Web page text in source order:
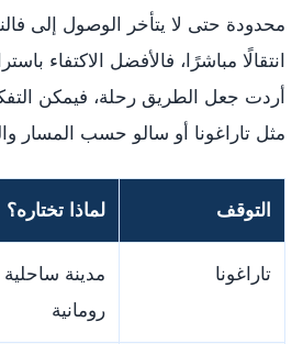
محدودة حتى لا يتأخر الوصول إلى
انتقالًا مباشرًا، فالأفضل الاكتفاء
أردت جعل الطريق رحلة، فيمكن
مثل تاراغونا أو سالو حسب المسار
التوقف لماذا تختاره؟
تاراغونا
مدينة ساحلية
رومانية